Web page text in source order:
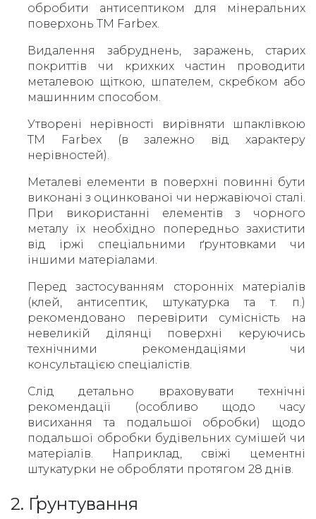
обробити антисептиком для мінеральних
поверхонь ТМ Farbex.
Видалення забруднень, заражень, старих
покриттів чи крихких частин проводити
металевою щіткою, шпателем, скребком або
машинним способом.
Утворені нерівності вирівняти шпаклівкою
ТМ Farbex (в залежно від характеру
нерівностей).
Металеві елементи в поверхні повинні бути
виконані з оцинкованої чи нержавіючої сталі.
При використанні елементів з чорного
металу їх необхідно попередньо захистити
від іржі спеціальними ґрунтовками чи
іншими матеріалами.
Перед застосуванням сторонніх матеріалів
(клей, антисептик, штукатурка та т. п.)
рекомендовано перевірити сумісність на
невеликій ділянці поверхні керуючись
технічними рекомендаціями чи
консультацією спеціалістів.
Слід детально враховувати технічні
рекомендації (особливо щодо часу
висихання та подальшої обробки) щодо
подальшої обробки будівельних сумішей чи
матеріалів. Наприклад, свіжі цементні
штукатурки не обробляти протягом 28 днів.
2. Ґрунтування